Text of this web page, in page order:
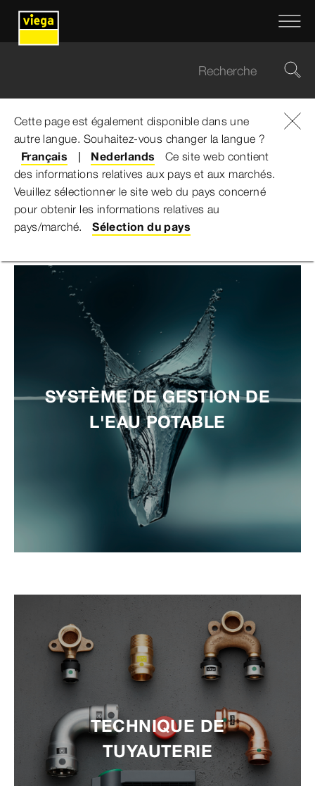
Cette page est également disponible dans une
autre langue. Souhaitez-vous changer la langue ?
Français
Nederlands
Ce site web contient
des informations relatives aux pays et aux marchés.
Veuillez sélectionner le site web du pays concerné
pour obtenir les informations relatives au
pays/marché.
Sélection du pays
Viega Belgium ... Catalogue
Catalogue
SYSTÈME DE GESTION DE
L'EAU POTABLE
TECHNIQUE DE
TUYAUTERIE